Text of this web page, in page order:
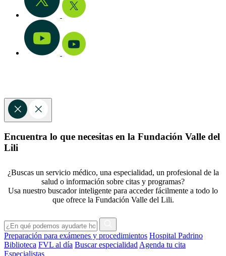
Encuentra lo que necesitas en la Fundación Valle del
Lili
¿Buscas un servicio médico, una especialidad, un profesional de la
salud o información sobre citas y programas?
Usa nuestro buscador inteligente para acceder fácilmente a todo lo
que ofrece la Fundación Valle del Lili.
Preparación para exámenes y procedimientos Hospital Padrino
Biblioteca FVL al día Buscar especialidad Agenda tu cita
Especialistas